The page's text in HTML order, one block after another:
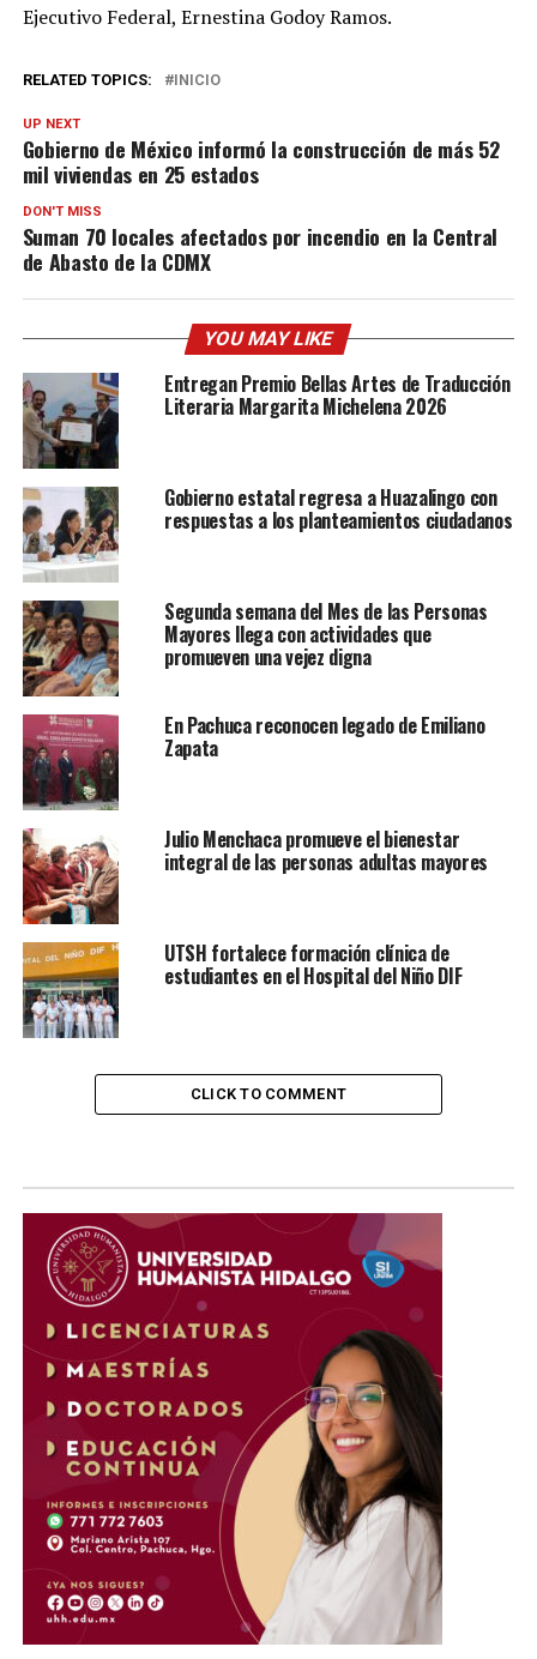
Ejecutivo Federal, Ernestina Godoy Ramos.
RELATED TOPICS: INICIO
UP NEXT
Gobierno de México informó la construcción de más 52
mil viviendas en 25 estados
DON'T MISS
Suman 70 locales afectados por incendio en la Central
de Abasto de la CDMX
YOU MAY LIKE
Entregan Premio Bellas Artes de Traducción
Literaria Margarita Michelena 2026
Gobierno estatal regresa a Huazalingo con
respuestas a los planteamientos ciudadanos
Segunda semana del Mes de las Personas
Mayores llega con actividades que
promueven una vejez digna
En Pachuca reconocen legado de Emiliano
Zapata
Julio Menchaca promueve el bienestar
integral de las personas adultas mayores
UTSH fortalece formación clínica de
estudiantes en el Hospital del Niño DIF
CLICK TO COMMENT